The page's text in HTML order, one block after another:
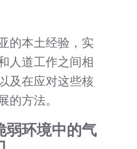
的本土经验，实
人道工作之间相
及在应对这些核
的方法。
弱环境中的气